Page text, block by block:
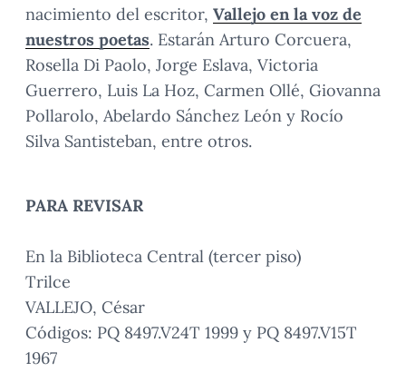
nacimiento del escritor, Vallejo en la voz de
nuestros poetas. Estarán Arturo Corcuera,
Rosella Di Paolo, Jorge Eslava, Victoria
Guerrero, Luis La Hoz, Carmen Ollé, Giovanna
Pollarolo, Abelardo Sánchez León y Rocío
Silva Santisteban, entre otros.
PARA REVISAR
En la Biblioteca Central (tercer piso)
Trilce
VALLEJO, César
Códigos: PQ 8497.V24T 1999 y PQ 8497.V15T
1967